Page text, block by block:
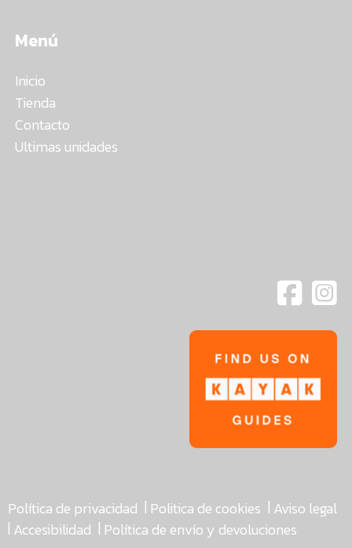
Menú
Inicio
Tienda
Contacto
Ultimas unidades
Política de privacidad | Politica de cookies | Aviso legal
| Accesibilidad | Política de envío y devoluciones